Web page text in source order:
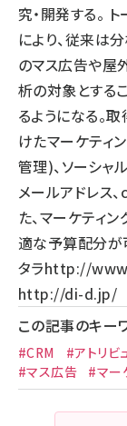
究・開発する。
により、従来は
のマス広告や屋
析の対象とする
るようになる。
けたマーケティ
管理)、ソーシャ
メールアドレス
た、マーケティ
適な予算配分が
タラhttp://
http://di-d.jp/
この記事のキー
#CRM #アトリビ
#マス広告
#マー